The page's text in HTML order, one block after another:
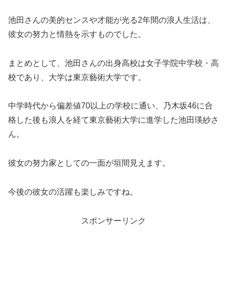
池田さんの美的センスや才能が光る2年間の浪人生活は、
彼女の努力と情熱を示すものでした。
まとめとして、池田さんの出身高校は女子学院中学校・高
校であり、大学は東京藝術大学です。
中学時代から偏差値70以上の学校に通い、乃木坂46に合
格した後も浪人を経て東京藝術大学に進学した池田瑛紗さ
ん。
彼女の努力家としての一面が垣間見えます。
今後の彼女の活躍も楽しみですね。
スポンサーリンク